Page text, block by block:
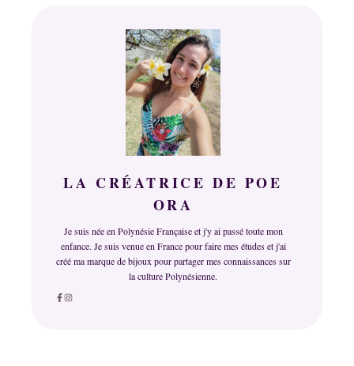
LA CRÉATRICE DE POE
ORA
Je suis née en Polynésie Française et j'y ai passé toute mon
enfance. Je suis venue en France pour faire mes études et j'ai
créé ma marque de bijoux pour partager mes connaissances sur
la culture Polynésienne.